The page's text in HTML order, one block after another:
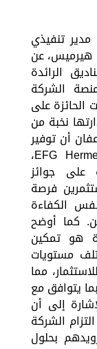
تنفيذي
هيرميس، عن
الرائدة
الشركة
الحائزة على
نخبة من
أن توفير
هذه الصناديق عبر تطبيق EFG Hermes ONE،
على جوائز
فرصة
الكفاءة
كما أوضح
هو تمكين
مستويات
مما
يتوافق مع
إلى أن
الشركة
بحلول